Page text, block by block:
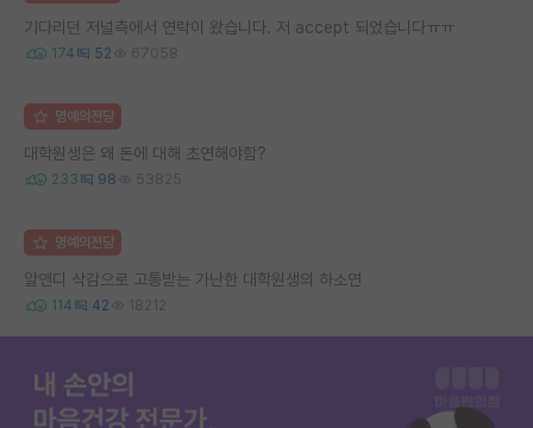
기다리던 저널측에서 연락이 왔습니다. 저 accept 되었습니다ㅠㅠ
174 52 67058
명예의전당
대학원생은 왜 돈에 대해 초연해야함?
233 98 53825
명예의전당
알앤디 삭감으로 고통받는 가난한 대학원생의 하소연
114 42 18212